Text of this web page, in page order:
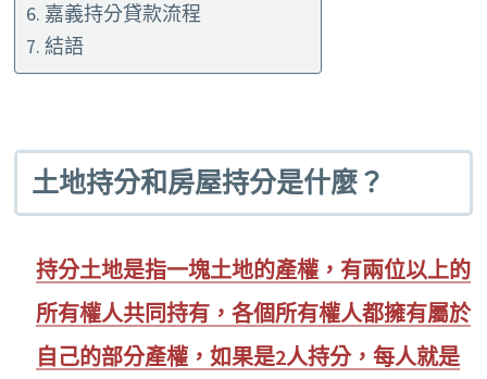
嘉義持分貸款流程
結語
土地持分和房屋持分是什麼？
持分土地是指一塊土地的產權，有兩位以上的
所有權人共同持有，各個所有權人都擁有屬於
自己的部分產權，如果是2人持分，每人就是